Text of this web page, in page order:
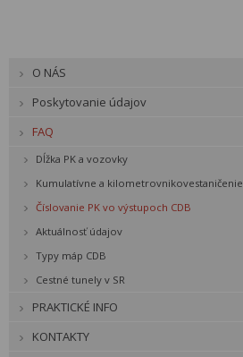
O NÁS
Poskytovanie údajov
FAQ
Dĺžka PK a vozovky
Kumulatívne a kilometrovnikovestaničenie
Číslovanie PK vo výstupoch CDB
Aktuálnosť údajov
Typy máp CDB
Cestné tunely v SR
PRAKTICKÉ INFO
KONTAKTY